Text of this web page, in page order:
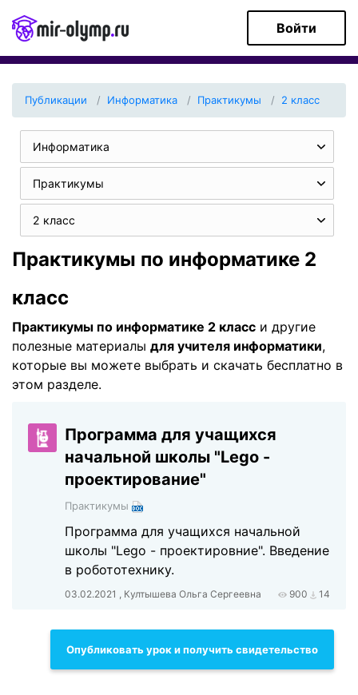
Войти
Публикации Информатика Практикумы 2 класс
Информатика
Практикумы
2 класс
Практикумы по информатике 2
класс
Практикумы по информатике 2 класс и другие
полезные материалы для учителя информатики,
которые вы можете выбрать и скачать бесплатно в
этом разделе.
Программа для учащихся
начальной школы "Lego -
проектирование"
Практикумы
Программа для учащихся начальной
школы "Lego - проектировние". Введение
в робототехнику.
03.02.2021 , Култышева Ольга Сергеевна 900 14
Опубликовать урок и получить свидетельство